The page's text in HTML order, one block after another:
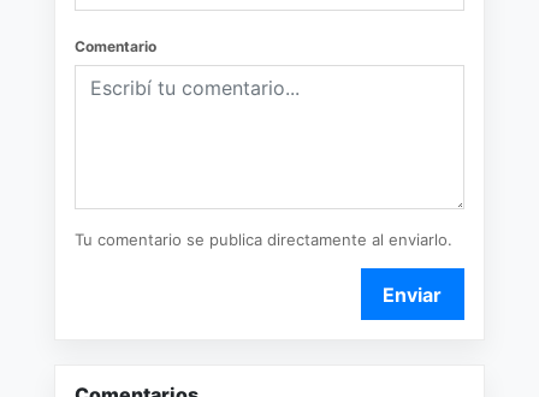
Comentario
Tu comentario se publica directamente al enviarlo.
Enviar